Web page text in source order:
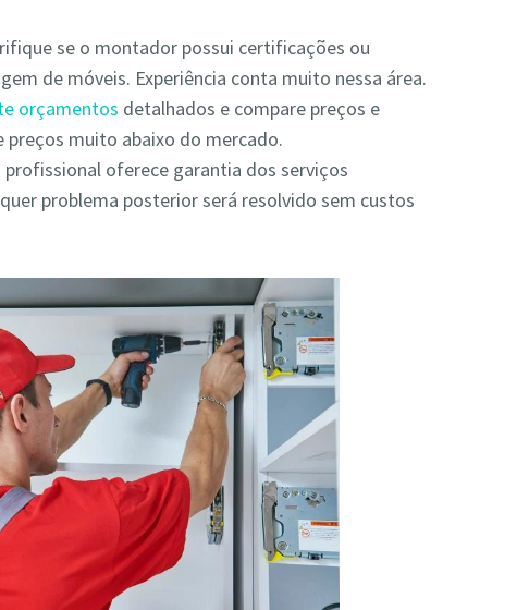
se o montador possui certificações ou
de móveis. Experiência conta muito nessa área.
orçamentos detalhados e compare preços e
muito abaixo do mercado.
profissional oferece garantia dos serviços
problema posterior será resolvido sem custos